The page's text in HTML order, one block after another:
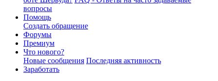
вопросы
Помощь
Создать обращение
Форумы
Премиум
Что нового?
Новые сообщения Последняя активность
Заработать